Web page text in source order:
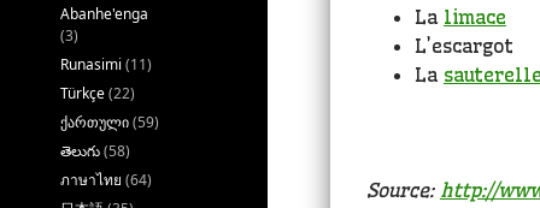
La limace
L’escargot
La sauterelle
Source: http://
Abanhe'enga
(3)
Runasimi (11)
Türkçe(22)
ქართული(59)
తెలుగు(58)
ภาษาไทย (64)